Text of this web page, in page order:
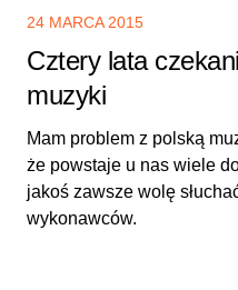
24 MARCA 2015
Cztery lata
muzyki
Mam problem z polską
że powstaje u nas wiele
jakoś zawsze wolę
wykonawców.